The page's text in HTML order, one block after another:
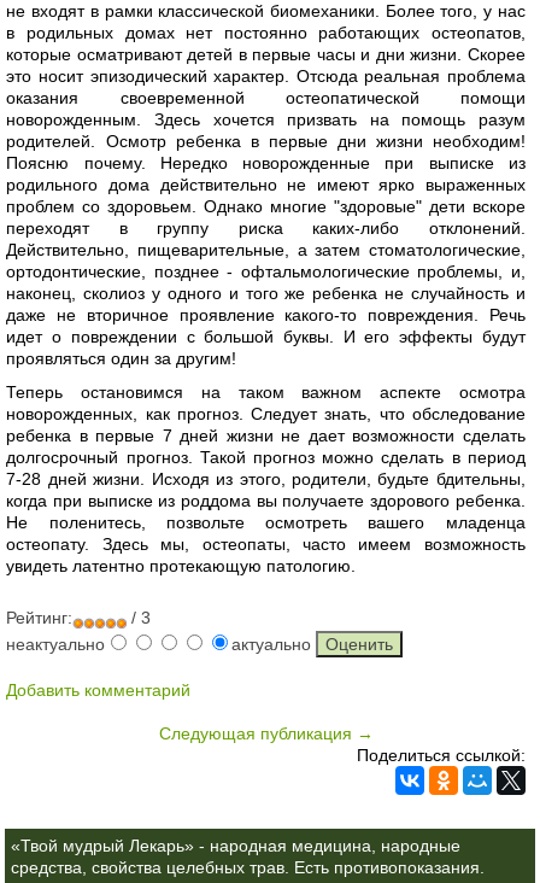
не входят в рамки классической биомеханики. Более того, у нас
в родильных домах нет постоянно работающих остеопатов,
которые осматривают детей в первые часы и дни жизни. Скорее
это носит эпизодический характер. Отсюда реальная проблема
оказания своевременной остеопатической помощи
новорожденным. Здесь хочется призвать на помощь разум
родителей. Осмотр ребенка в первые дни жизни необходим!
Поясню почему. Нередко новорожденные при выписке из
родильного дома действительно не имеют ярко выраженных
проблем со здоровьем. Однако многие "здоровые" дети вскоре
переходят в группу риска каких-либо отклонений.
Действительно, пищеварительные, а затем стоматологические,
ортодонтические, позднее - офтальмологические проблемы, и,
наконец, сколиоз у одного и того же ребенка не случайность и
даже не вторичное проявление какого-то повреждения. Речь
идет о повреждении с большой буквы. И его эффекты будут
проявляться один за другим!
Теперь остановимся на таком важном аспекте осмотра
новорожденных, как прогноз. Следует знать, что обследование
ребенка в первые 7 дней жизни не дает возможности сделать
долгосрочный прогноз. Такой прогноз можно сделать в период
7-28 дней жизни. Исходя из этого, родители, будьте бдительны,
когда при выписке из роддома вы получаете здорового ребенка.
Не поленитесь, позвольте осмотреть вашего младенца
остеопату. Здесь мы, остеопаты, часто имеем возможность
увидеть латентно протекающую патологию.
Рейтинг:
/ 3
неактуально
актуально
Добавить комментарий
Следующая публикация →
Поделиться ссылкой:
«Твой мудрый Лекарь» - народная медицина, народные
средства, свойства целебных трав. Есть противопоказания.